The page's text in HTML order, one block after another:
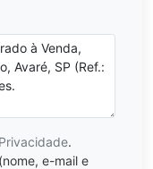
.
e-mail e